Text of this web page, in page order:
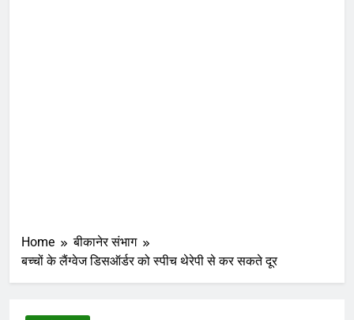
Home
बीकानेर संभाग
बच्चों के लैंग्वेज डिसऑर्डर को स्पीच थेरेपी से कर सकते दूर